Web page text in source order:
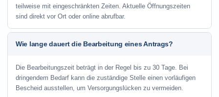
teilweise mit eingeschränkten Zeiten. Aktuelle Öffnungszeiten
sind direkt vor Ort oder online abrufbar.
Wie lange dauert die Bearbeitung eines Antrags?
Die Bearbeitungszeit beträgt in der Regel bis zu 30 Tage. Bei
dringendem Bedarf kann die zuständige Stelle einen vorläufigen
Bescheid ausstellen, um Versorgungslücken zu vermeiden.